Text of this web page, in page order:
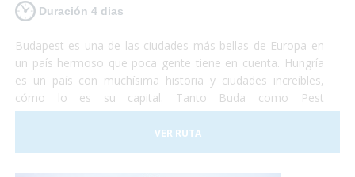
Duración 4 dias
Budapest es una de las ciudades más bellas de Europa en
un país hermoso que poca gente tiene en cuenta. Hungría
es un país con muchísima historia y ciudades increíbles,
cómo lo es su capital. Tanto Buda como Pest
eran ciudades hermosas y ahora que lucen como una sola
son la combinación más bella que puedas imaginar. Así que
si tienes unos días no te lo pienses más y vete a conocer
VER RUTA